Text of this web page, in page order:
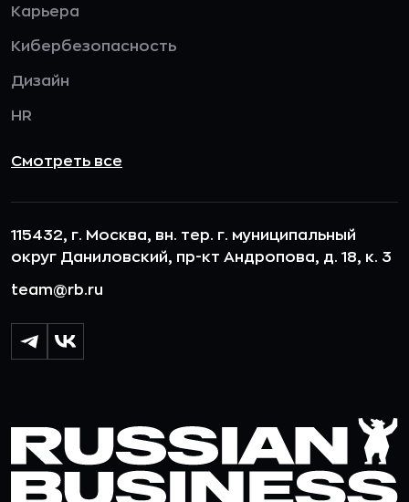
Карьера
Кибербезопасность
Дизайн
HR
Смотреть все
115432, г. Москва, вн. тер. г. муниципальный
округ Даниловский, пр-кт Андропова, д. 18, к. 3
team@rb.ru